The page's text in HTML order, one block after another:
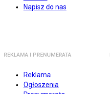
Napisz do nas
REKLAMA I PRENUMERATA
Reklama
Ogłoszenia